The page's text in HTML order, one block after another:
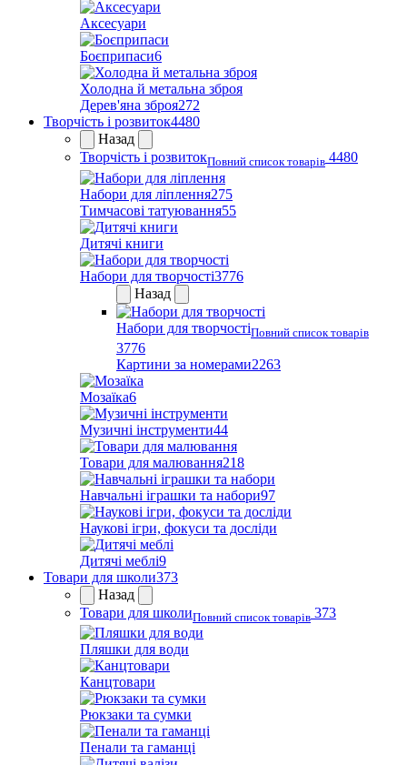
Аксесуари
Боєприпаси6
Холодна й метальна зброя
Дерев'яна зброя272
Творчість і розвиток4480
Назад
Творчість і розвитокПовний список товарів 4480
Набори для ліплення275
Тимчасові татуювання55
Дитячі книги
Набори для творчості3776
Назад
Набори для творчостіПовний список товарів
3776
Картини за номерами2263
Мозаїка6
Музичні інструменти44
Товари для малювання218
Навчальні іграшки та набори97
Наукові ігри, фокуси та досліди
Дитячі меблі9
Товари для школи373
Назад
Товари для школиПовний список товарів 373
Пляшки для води
Канцтовари
Рюкзаки та сумки
Пенали та гаманці